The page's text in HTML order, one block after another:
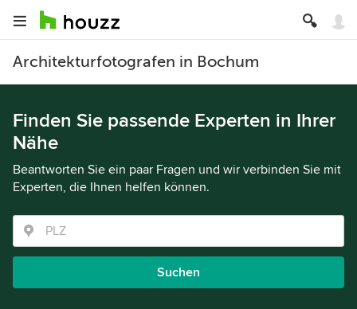
Architekturfotografen in Bochum
Finden Sie passende Experten in Ihrer
Nähe
Beantworten Sie ein paar Fragen und wir verbinden Sie mit
Experten, die Ihnen helfen können.
Suchen